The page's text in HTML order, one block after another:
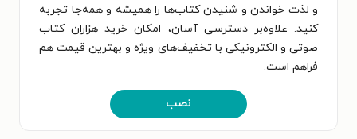
و لذت خواندن و شنیدن کتاب‌ها را همیشه و همه‌جا تجربه
کنید. علاوه‌بر دسترسی آسان، امکان خرید هزاران کتاب
صوتی و الکترونیکی با تخفیف‌های ویژه و بهترین قیمت هم
فراهم است.
نصب